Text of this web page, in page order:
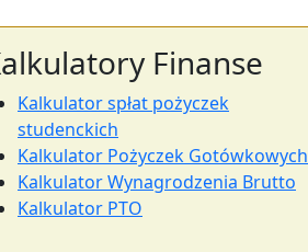
Finanse
Kalkulator spłat pożyczek
studenckich
Kalkulator Pożyczek Gotówkowych
Kalkulator Wynagrodzenia Brutto
Kalkulator PTO